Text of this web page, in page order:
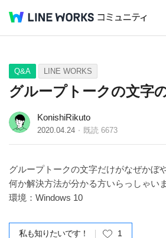
Q&A Tips Ideas
Q&A LINE WORKS
グループトークの文字
KonishiRikuto
2020.04.24 既読 6673
グループトークの文字だけがなぜかぼ
何か解決方法が分かる方いらっしゃい
環境：Windows 10
私も知りたいです！ 1